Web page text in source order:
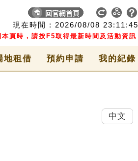
現在時間 : 2026/08/08 23:11:45
頁時，請按F5取得最新時間及活動資訊
地租借 預約申請 我的紀錄